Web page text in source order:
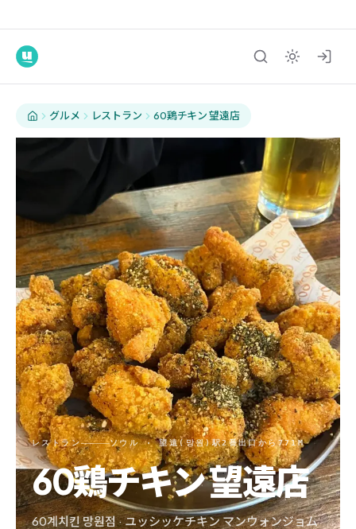
グルメ レストラン 60鶏チキン 望遠店
レストラン ソウル · 望遠(망원)駅2番出口から771M
60鶏チキン 望遠店
60계치킨 망원점 · ユッシッケチキン マンウォンジョム